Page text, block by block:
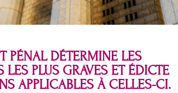
PÉNAL DÉTERMINE LES
PLUS GRAVES ET ÉDICTE
APPLICABLES À CELLES-CI.